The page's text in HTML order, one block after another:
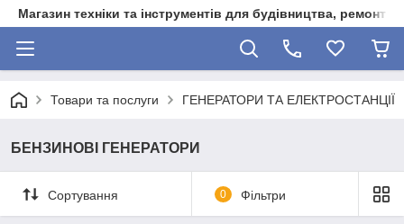
Магазин техніки та інструментів для будівництва, ремонту,
Товари та послуги ГЕНЕРАТОРИ ТА ЕЛЕКТРОСТАНЦІЇ
БЕНЗИНОВІ ГЕНЕРАТОРИ
Сортування 0 Фільтри